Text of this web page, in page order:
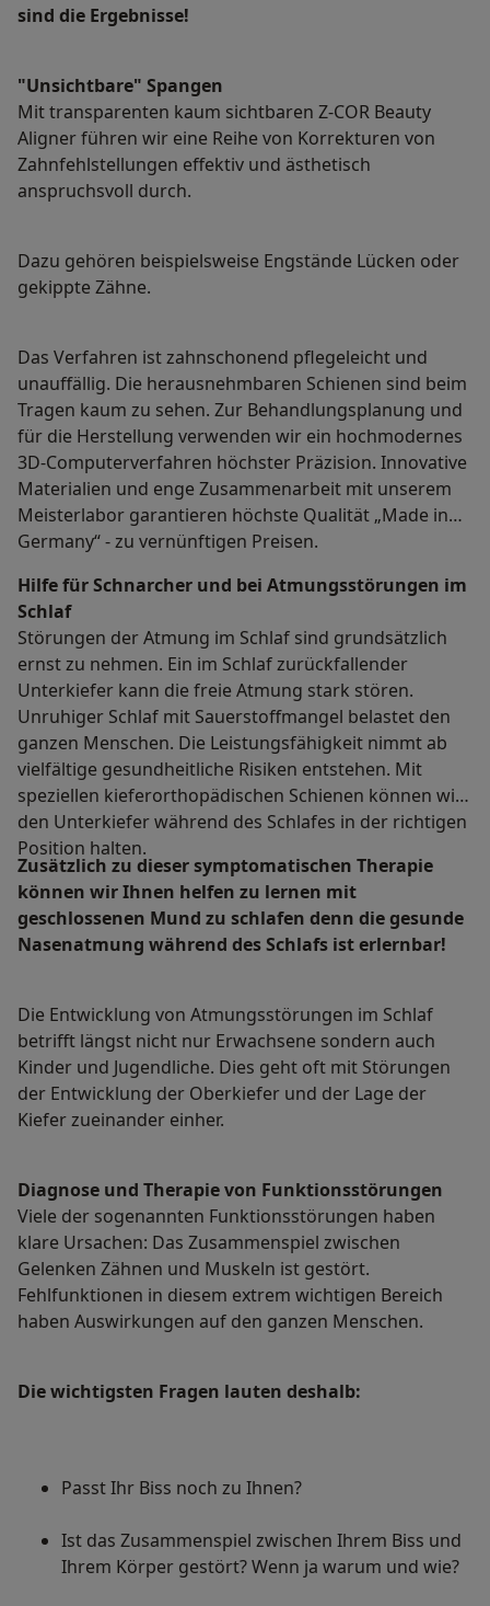
sind die Ergebnisse!
"Unsichtbare" Spangen
Mit transparenten kaum sichtbaren Z-COR Beauty
Aligner führen wir eine Reihe von Korrekturen von
Zahnfehlstellungen effektiv und ästhetisch
anspruchsvoll durch.
Dazu gehören beispielsweise Engstände Lücken oder
gekippte Zähne.
Das Verfahren ist zahnschonend pflegeleicht und
unauffällig. Die herausnehmbaren Schienen sind beim
Tragen kaum zu sehen. Zur Behandlungsplanung und
für die Herstellung verwenden wir ein hochmodernes
3D-Computerverfahren höchster Präzision. Innovative
Materialien und enge Zusammenarbeit mit unserem
Meisterlabor garantieren höchste Qualität „Made in
Germany“ - zu vernünftigen Preisen.
Hilfe für Schnarcher und bei Atmungsstörungen im
Schlaf
Störungen der Atmung im Schlaf sind grundsätzlich
ernst zu nehmen. Ein im Schlaf zurückfallender
Unterkiefer kann die freie Atmung stark stören.
Unruhiger Schlaf mit Sauerstoffmangel belastet den
ganzen Menschen. Die Leistungsfähigkeit nimmt ab
vielfältige gesundheitliche Risiken entstehen. Mit
speziellen kieferorthopädischen Schienen können wir
den Unterkiefer während des Schlafes in der richtigen
Position halten.
Zusätzlich zu dieser symptomatischen Therapie
können wir Ihnen helfen zu lernen mit
geschlossenen Mund zu schlafen denn die gesunde
Nasenatmung während des Schlafs ist erlernbar!
Die Entwicklung von Atmungsstörungen im Schlaf
betrifft längst nicht nur Erwachsene sondern auch
Kinder und Jugendliche. Dies geht oft mit Störungen
der Entwicklung der Oberkiefer und der Lage der
Kiefer zueinander einher.
Diagnose und Therapie von Funktionsstörungen
Viele der sogenannten Funktionsstörungen haben
klare Ursachen: Das Zusammenspiel zwischen
Gelenken Zähnen und Muskeln ist gestört.
Fehlfunktionen in diesem extrem wichtigen Bereich
haben Auswirkungen auf den ganzen Menschen.
Die wichtigsten Fragen lauten deshalb:
Passt Ihr Biss noch zu Ihnen?
Ist das Zusammenspiel zwischen Ihrem Biss und
Ihrem Körper gestört? Wenn ja warum und wie?